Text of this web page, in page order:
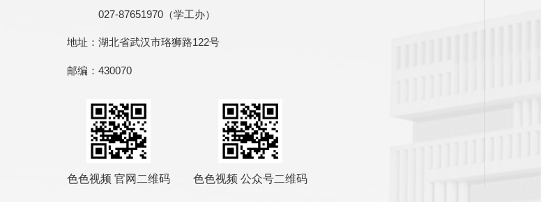
027-87651970（学工办）
地址：湖北省武汉市珞狮路122号
邮编：430070
色色视频 官网二维码 色色视频 公众号二维码